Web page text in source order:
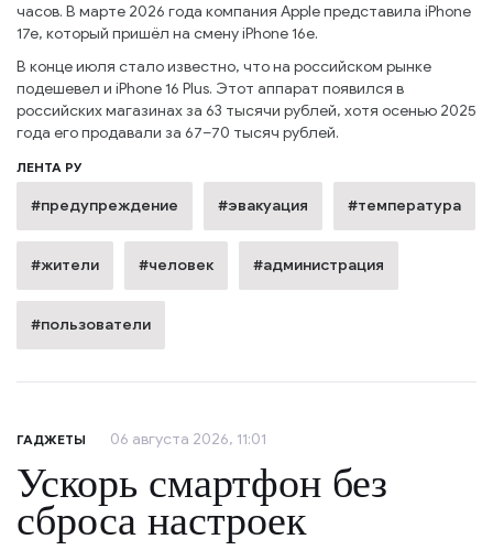
часов. В марте 2026 года компания Apple представила iPhone
17e, который пришёл на смену iPhone 16e.
В конце июля стало известно, что на российском рынке
подешевел и iPhone 16 Plus. Этот аппарат появился в
российских магазинах за 63 тысячи рублей, хотя осенью 2025
года его продавали за 67–70 тысяч рублей.
ЛЕНТА РУ
#предупреждение #эвакуация #температура
#жители #человек #администрация
#пользователи
ГАДЖЕТЫ 06 августа 2026, 11:01
Ускорь смартфон без
сброса настроек